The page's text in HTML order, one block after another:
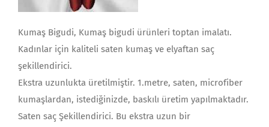
Kumaş Bigudi, Kumaş bigudi ürünleri toptan imalatı.
Kadınlar için kaliteli saten kumaş ve elyaftan saç
şekillendirici.
Ekstra uzunlukta üretilmiştir. 1.metre, saten, microfiber
kumaşlardan, istediğinizde, baskılı üretim yapılmaktadır.
Saten saç Şekillendirici. Bu ekstra uzun bir